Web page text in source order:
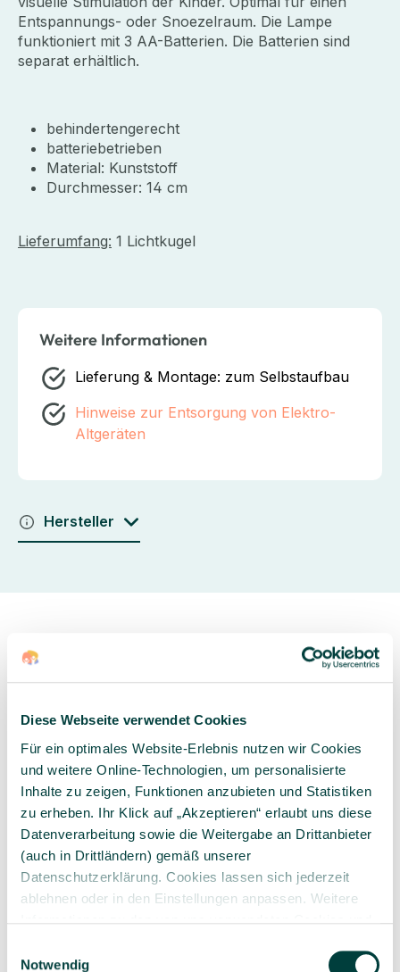
Diese Webseite verwendet Cookies
Für ein optimales Website-Erlebnis nutzen wir Cookies
und weitere Online-Technologien, um personalisierte
Inhalte zu zeigen, Funktionen anzubieten und Statistiken
zu erheben. Ihr Klick auf „Akzeptieren“ erlaubt uns diese
Datenverarbeitung sowie die Weitergabe an Drittanbieter
(auch in Drittländern) gemäß unserer
Datenschutzerklärung. Cookies lassen sich jederzeit
ablehnen oder in den Einstellungen anpassen. Weitere
schutz­erklärung
Notwendig
Entspannungs- oder Snoezelraum. Die Lampe
funktioniert mit 3 AA-Batterien. Die Batterien sind
separat erhältlich.
behindertengerecht
batteriebetrieben
Material: Kunststoff
Durchmesser: 14 cm
Lieferumfang: 1 Lichtkugel
Weitere Informationen
Lieferung & Montage: zum Selbstaufbau
Hinweise zur Entsorgung von Elektro-
Altgeräten
Hersteller
Sorgfältig ausgewähltes
Kompetente und
Geprüfte Lieferkette
1-3 Werktage Lieferzeit
bei Versand aus dem
eigenen Lager